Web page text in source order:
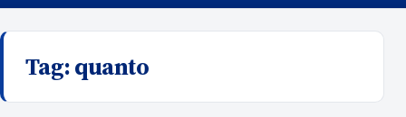
Menu
Tag:quanto